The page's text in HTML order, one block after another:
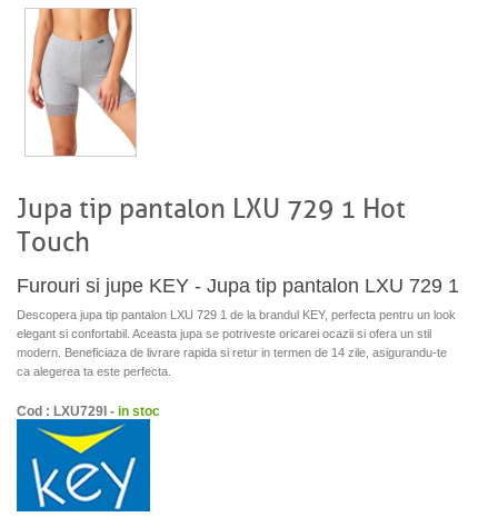
Jupa tip pantalon LXU 729 1 Hot
Touch
Furouri si jupe KEY - Jupa tip pantalon LXU 729 1
Descopera jupa tip pantalon LXU 729 1 de la brandul KEY, perfecta pentru un look
elegant si confortabil. Aceasta jupa se potriveste oricarei ocazii si ofera un stil
modern. Beneficiaza de livrare rapida si retur in termen de 14 zile, asigurandu-te
ca alegerea ta este perfecta.
Cod : LXU729I - in stoc